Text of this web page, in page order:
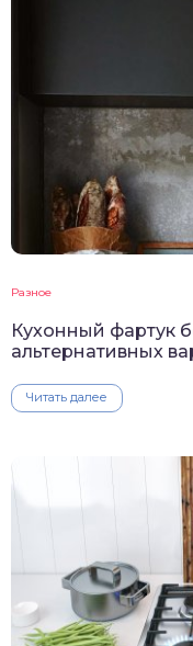
Разное
Кухонный фартук
альтернативных
Читать далее